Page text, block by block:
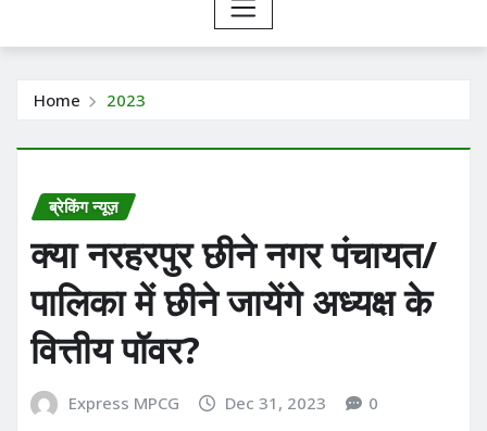
Home 2023
ब्रेकिंग न्यूज़
क्या नरहरपुर छीने नगर पंचायत/
पालिका में छीने जायेंगे अध्यक्ष के
वित्तीय पॉवर?
Express MPCG Dec 31, 2023 0